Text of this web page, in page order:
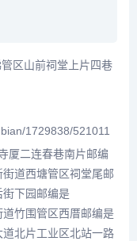
区山前祠堂上片四巷
1729838/521011
厦二连春巷南片邮编
道西塘管区祠堂尾邮
街下园邮编是
竹围管区西厝邮编是
北片工业区北站一路